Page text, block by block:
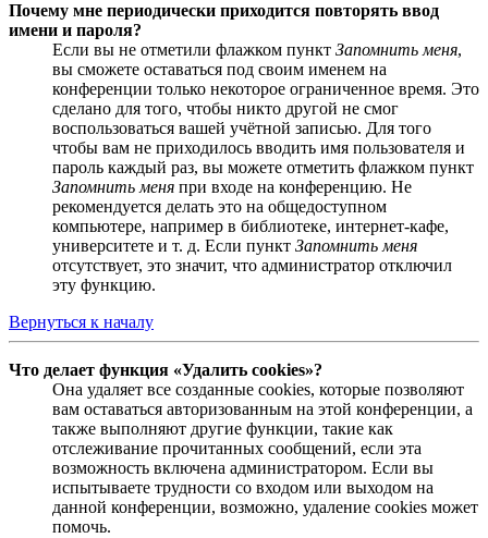
Почему мне периодически приходится повторять ввод
имени и пароля?
Если вы не отметили флажком пункт Запомнить меня,
вы сможете оставаться под своим именем на
конференции только некоторое ограниченное время. Это
сделано для того, чтобы никто другой не смог
воспользоваться вашей учётной записью. Для того
чтобы вам не приходилось вводить имя пользователя и
пароль каждый раз, вы можете отметить флажком пункт
Запомнить меня при входе на конференцию. Не
рекомендуется делать это на общедоступном
компьютере, например в библиотеке, интернет-кафе,
университете и т. д. Если пункт Запомнить меня
отсутствует, это значит, что администратор отключил
эту функцию.
Вернуться к началу
Что делает функция «Удалить cookies»?
Она удаляет все созданные cookies, которые позволяют
вам оставаться авторизованным на этой конференции, а
также выполняют другие функции, такие как
отслеживание прочитанных сообщений, если эта
возможность включена администратором. Если вы
испытываете трудности со входом или выходом на
данной конференции, возможно, удаление cookies может
помочь.